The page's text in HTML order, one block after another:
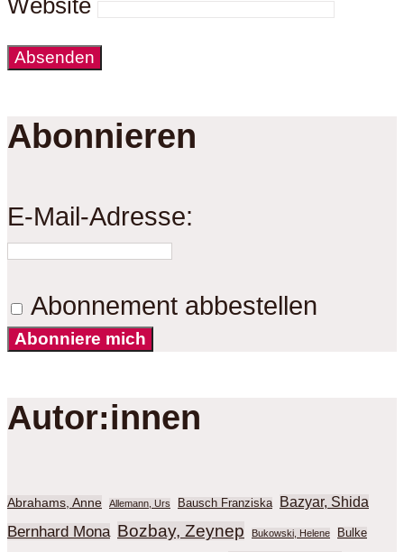
Website
Abonnieren
E-Mail-Adresse:
Abonnement abbestellen
Abonniere mich
Autor:innen
Abrahams, Anne Allemann, Urs Bausch Franziska Bazyar, Shida
Bernhard Mona Bozbay, Zeynep Bukowski, Helene Bulke